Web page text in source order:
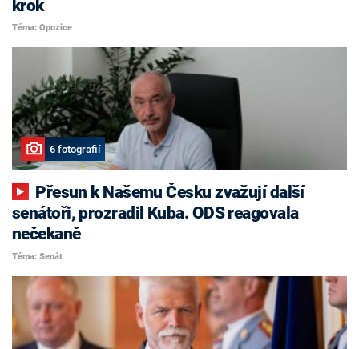
krok
Téma: Opozice
6 fotografií
senátoři, prozradil Kuba. ODS reagovala
nečekaně
Téma: Senát